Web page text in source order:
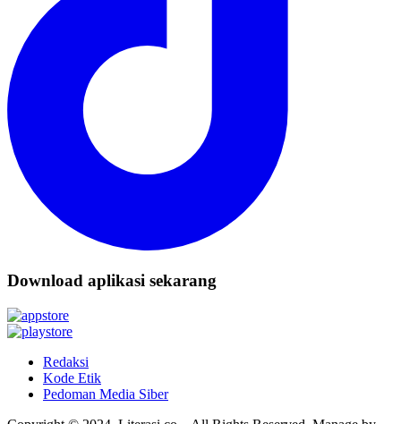
Download aplikasi sekarang
Redaksi
Kode Etik
Pedoman Media Siber